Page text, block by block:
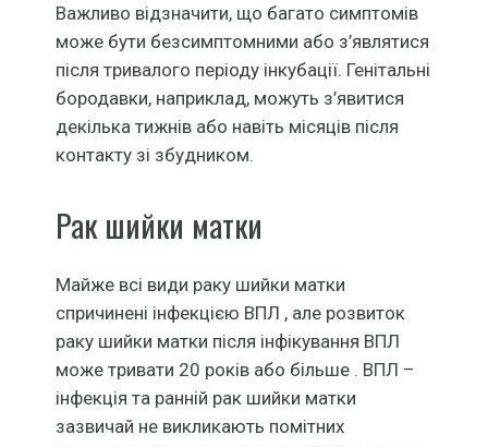
Важливо відзначити, що багато симптомів
може бути безсимптомними або з’являтися
після тривалого періоду інкубації. Генітальні
бородавки, наприклад, можуть з’явитися
декілька тижнів або навіть місяців після
контакту зі збудником.
Рак шийки матки
Майже всі види раку шийки матки
спричинені інфекцією ВПЛ , але розвиток
раку шийки матки після інфікування ВПЛ
може тривати 20 років або більше . ВПЛ –
інфекція та ранній рак шийки матки
зазвичай не викликають помітних